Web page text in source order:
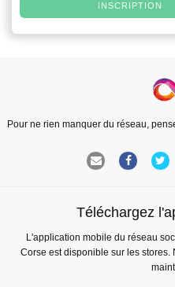
INSCRIPTION
Pour ne rien manquer du réseau,
Téléchargez
L'application mobile du réseau
Corse est disponible sur les